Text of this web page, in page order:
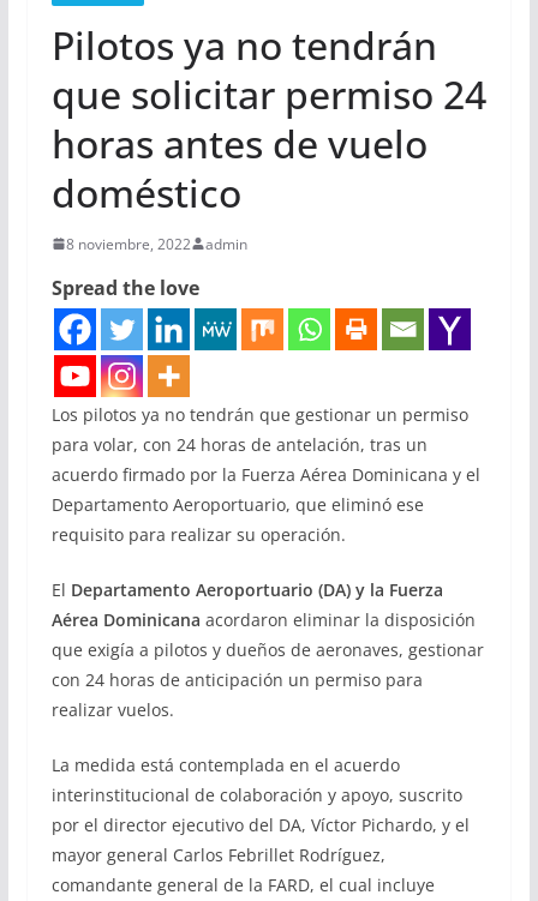
Pilotos ya no tendrán
que solicitar permiso 24
horas antes de vuelo
doméstico
8 noviembre, 2022 admin
Spread the love
Los pilotos ya no tendrán que gestionar un permiso
para volar, con 24 horas de antelación, tras un
acuerdo firmado por la Fuerza Aérea Dominicana y el
Departamento Aeroportuario, que eliminó ese
requisito para realizar su operación.
El Departamento Aeroportuario (DA) y la Fuerza
Aérea Dominicana acordaron eliminar la disposición
que exigía a pilotos y dueños de aeronaves, gestionar
con 24 horas de anticipación un permiso para
realizar vuelos.
La medida está contemplada en el acuerdo
interinstitucional de colaboración y apoyo, suscrito
por el director ejecutivo del DA, Víctor Pichardo, y el
mayor general Carlos Febrillet Rodríguez,
comandante general de la FARD, el cual incluye